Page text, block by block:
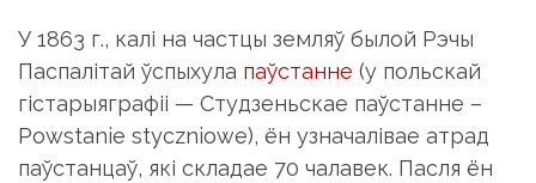
У 1863 г., калі на частцы земляў былой Рэчы
Паспалітай ўспыхула паўстанне (у польскай
гістарыяграфіі — Студзеньскае паўстанне –
Powstanie styczniowe), ён узначалівае атрад
паўстанцаў, які складае 70 чалавек. Пасля ён